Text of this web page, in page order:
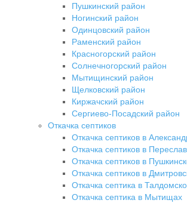
Пушкинский район
Ногинский район
Одинцовский район
Раменский район
Красногорский район
Солнечногорский район
Мытищинский район
Щелковский район
Киржачский район
Сергиево-Посадский район
Откачка септиков
Откачка септиков в
Откачка септиков в
Откачка септиков в
Откачка септиков в
Откачка септика в
Откачка септика в Мытищах